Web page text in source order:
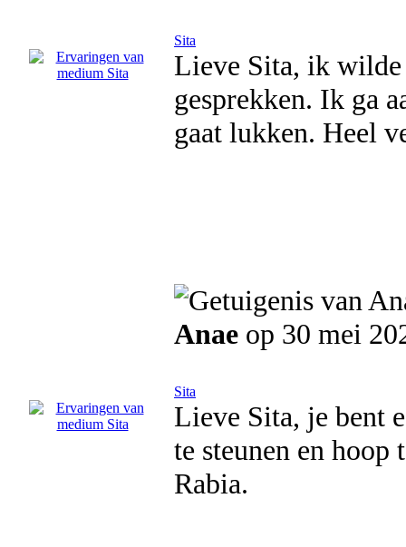
Sita
Lieve Sita, ik
gesprekken. Ik ga
gaat lukken. Heel
Anae op 30 mei
Sita
Lieve Sita, je bent
te steunen en
Rabia.